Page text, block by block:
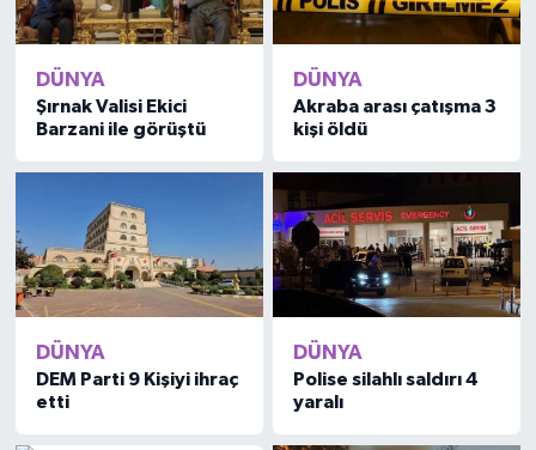
DÜNYA
Şırnak Valisi Ekici
Barzani ile görüştü
DÜNYA
Akraba arası çatışma 3
kişi öldü
DÜNYA
DEM Parti 9 Kişiyi ihraç
etti
DÜNYA
Polise silahlı saldırı 4
yaralı